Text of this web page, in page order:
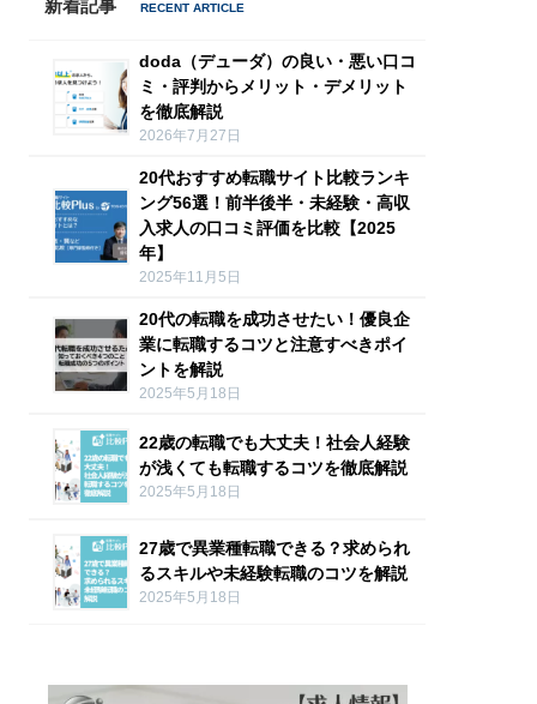
新着記事
doda（デューダ）の良い・悪い口コ
ミ・評判からメリット・デメリット
を徹底解説
2026年7月27日
20代おすすめ転職サイト比較ランキ
ング56選！前半後半・未経験・高収
入求人の口コミ評価を比較【2025
年】
2025年11月5日
20代の転職を成功させたい！優良企
業に転職するコツと注意すべきポイ
ントを解説
2025年5月18日
22歳の転職でも大丈夫！社会人経験
が浅くても転職するコツを徹底解説
2025年5月18日
27歳で異業種転職できる？求められ
るスキルや未経験転職のコツを解説
2025年5月18日